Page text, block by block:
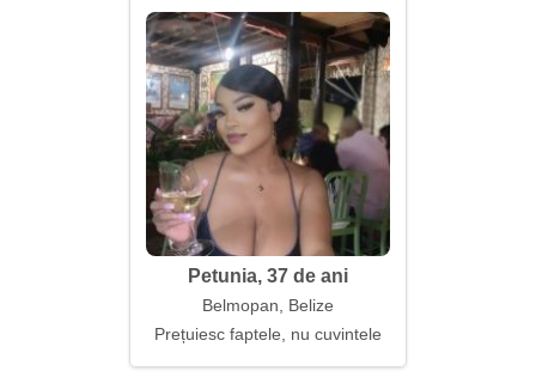
Petunia, 37 de ani
Belmopan, Belize
Prețuiesc faptele, nu cuvintele